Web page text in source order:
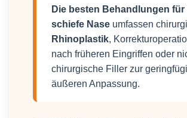
Die besten Behandlungen für
schiefe Nase umfassen
Rhinoplastik,
nach früheren Eingriffen oder
chirurgische Filler zur
äußeren Anpassung.